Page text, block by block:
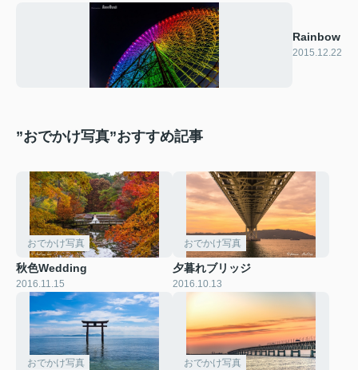
Rainbow
2015.12.22
”おでかけ写真”おすすめ記事
おでかけ写真
秋色Wedding
2016.11.15
おでかけ写真
夕暮れブリッジ
2016.10.13
おでかけ写真 おでかけ写真